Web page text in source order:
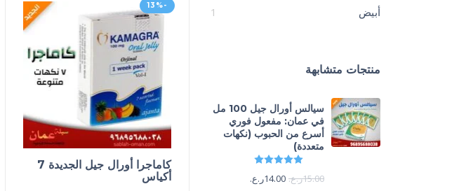
أبيض 1
منتجات متشابهة
سيالس أورال جيل 100 مل
في عمان: مفعول فوري
أسرع من الحبوب (نكهات
متعددة)
15.00ر.ع. 14.00ر.ع.
-13%
كاماجرا أورال جيل الجديدة 7
أكياس